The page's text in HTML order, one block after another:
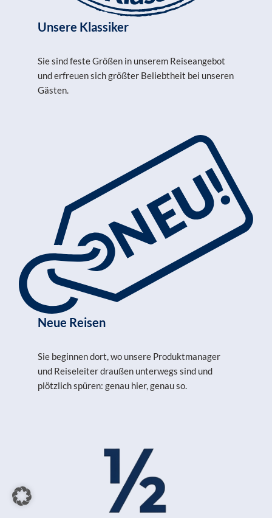
Unsere Klassiker
Sie sind feste Größen in unserem Reiseangebot
und erfreuen sich größter Beliebtheit bei unseren
Gästen.
Neue Reisen
Sie beginnen dort, wo unsere Produktmanager
und Reiseleiter draußen unterwegs sind und
plötzlich spüren: genau hier, genau so.